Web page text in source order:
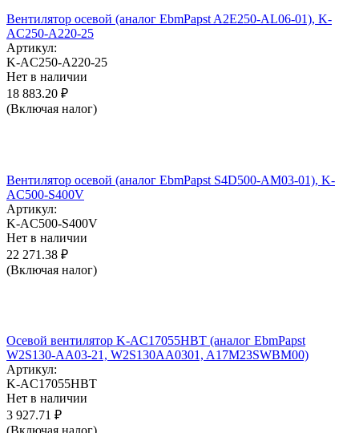
Вентилятор осевой (аналог EbmPapst A2E250-AL06-01), K-
AC250-A220-25
Артикул:
K-AC250-A220-25
Нет в наличии
18 883.20 ₽
(Включая налог)
Вентилятор осевой (аналог EbmPapst S4D500-AM03-01), K-
AC500-S400V
Артикул:
K-AC500-S400V
Нет в наличии
22 271.38 ₽
(Включая налог)
Осевой вентилятор K-AC17055HBT (аналог EbmPapst
W2S130-AA03-21, W2S130AA0301, A17M23SWBM00)
Артикул:
K-AC17055HBT
Нет в наличии
3 927.71 ₽
(Включая налог)